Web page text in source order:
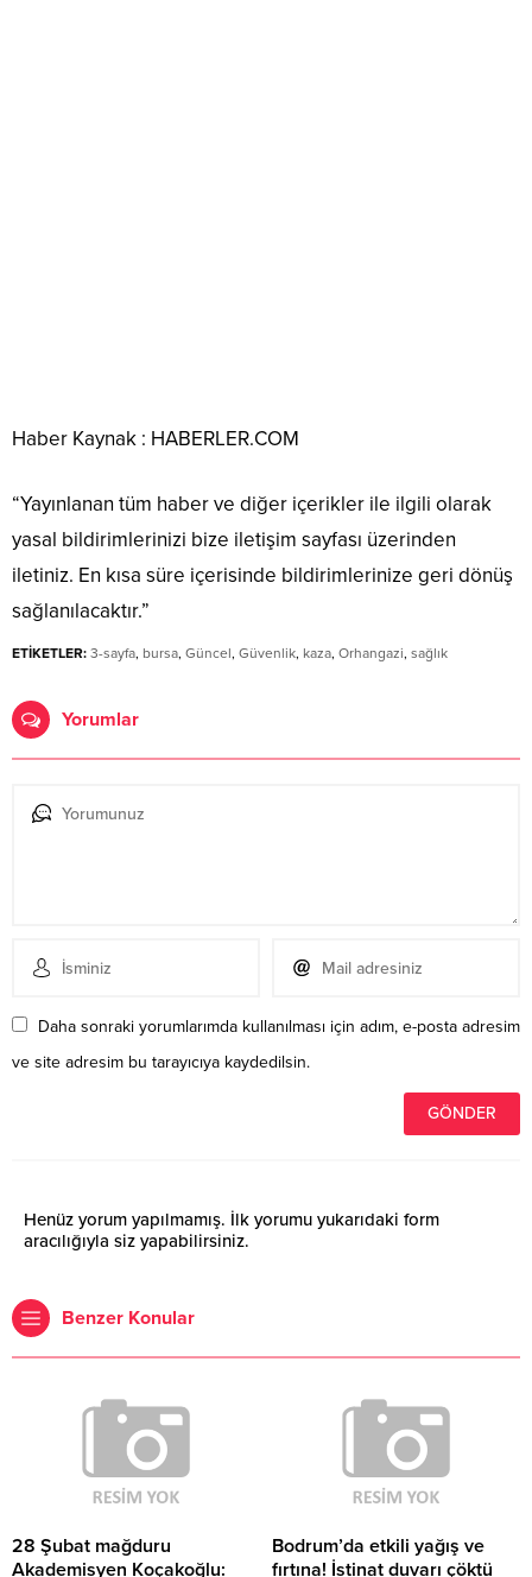
Haber Kaynak : HABERLER.COM
“Yayınlanan tüm haber ve diğer içerikler ile ilgili olarak
yasal bildirimlerinizi bize iletişim sayfası üzerinden
iletiniz. En kısa süre içerisinde bildirimlerinize geri dönüş
sağlanılacaktır.”
ETİKETLER: 3-sayfa, bursa, Güncel, Güvenlik, kaza, Orhangazi, sağlık
Yorumlar
Daha sonraki yorumlarımda kullanılması için adım, e-posta adresim
ve site adresim bu tarayıcıya kaydedilsin.
Henüz yorum yapılmamış. İlk yorumu yukarıdaki form
aracılığıyla siz yapabilirsiniz.
Benzer Konular
28 Şubat mağduru
Akademisyen Koçakoğlu:
Bodrum’da etkili yağış ve
fırtına! İstinat duvarı çöktü